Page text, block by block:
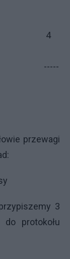
przewagi
3
protokołu